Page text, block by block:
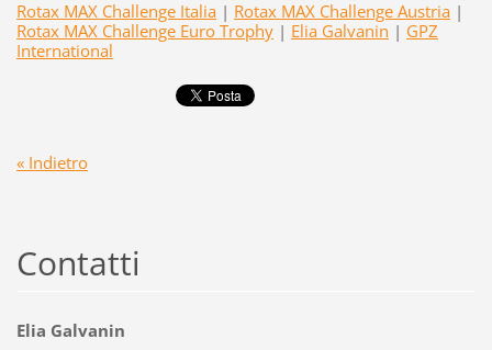
Rotax MAX Challenge Italia | Rotax MAX Challenge Austria |
Rotax MAX Challenge Euro Trophy | Elia Galvanin | GPZ
International
« Indietro
Contatti
Elia Galvanin